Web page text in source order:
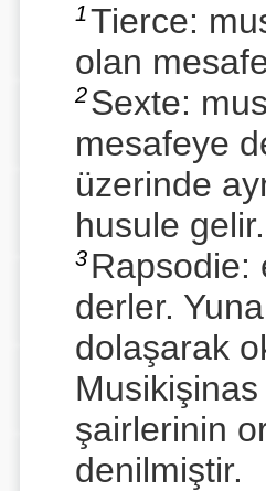
1Tierce:
olan
2Sexte:
mesafeye
üzerinde
husule gelir.
3 Rapsodie:
derler.
dolaşarak
şairlerinin
denilmiştir.